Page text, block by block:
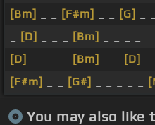
[Bm]
[F#m] [G]
[D] [Bm]
[D]
[Bm] [D]
[F#m]
[G#]
You may also like